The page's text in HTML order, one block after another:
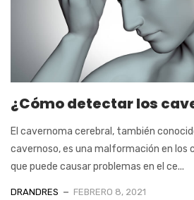
¿Cómo detectar los
El cavernoma cerebral, también
cavernoso, es una malformación en los
que puede causar problemas en el ce...
DRANDRES FEBRERO 8, 2021